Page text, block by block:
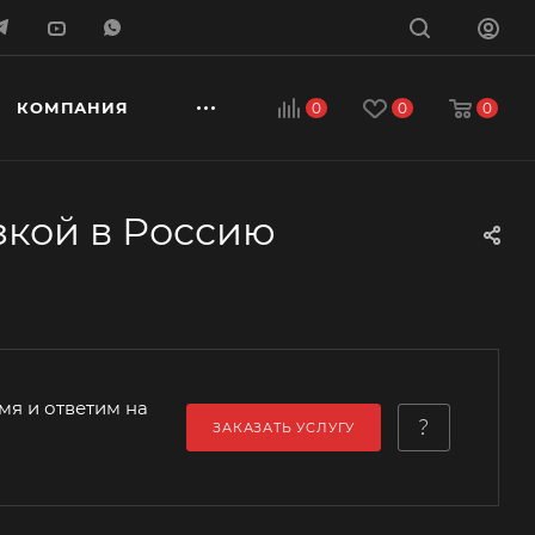
0 0 0
КОМПАНИЯ
в Россию
и ответим на
ЗАКАЗАТЬ УСЛУГУ